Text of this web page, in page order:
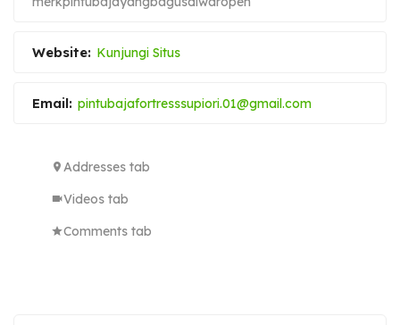
Website: Kunjungi Situs
Email: pintubajafortresssupiori.01@gmail.com
Addresses tab
Videos tab
Comments tab